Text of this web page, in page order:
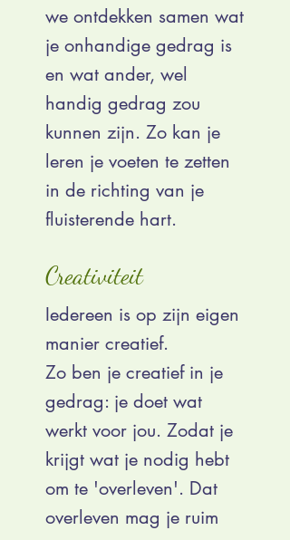
we ontdekken samen wat
je onhandige gedrag is
en wat ander, wel
handig gedrag zou
kunnen zijn. Zo kan je
leren je voeten te zetten
in de richting van je
fluisterende hart.
Creativiteit
Iedereen is op zijn eigen
manier creatief.
Zo ben je creatief in je
gedrag: je doet wat
werkt voor jou. Zodat je
krijgt wat je nodig hebt
om te 'overleven'. Dat
overleven mag je ruim